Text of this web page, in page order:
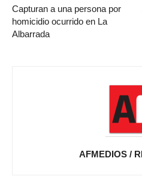
Capturan a una persona por
homicidio ocurrido en La
Albarrada
AFMEDIOS /